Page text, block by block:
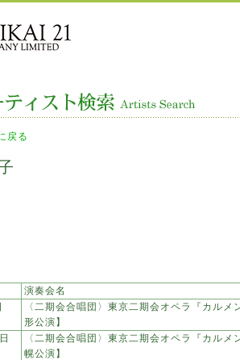
戻る
演奏会名
〈二期会合唱団〉東京二期会オペラ『カルメ
形公演】
〈二期会合唱団〉東京二期会オペラ『カルメ
幌公演】